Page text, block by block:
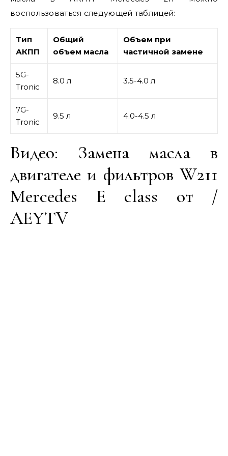
воспользоваться следующей таблицей:
Тип
АКПП
Общий
объем масла
Объем при
частичной замене
5G-
Tronic
8.0 л 3.5-4.0 л
7G-
Tronic
9.5 л 4.0-4.5 л
Видео: Замена масла в
двигателе и фильтров W211
Mercedes E class от /
AEYTV